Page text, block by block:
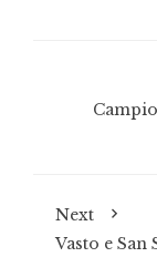
Next
Vasto e